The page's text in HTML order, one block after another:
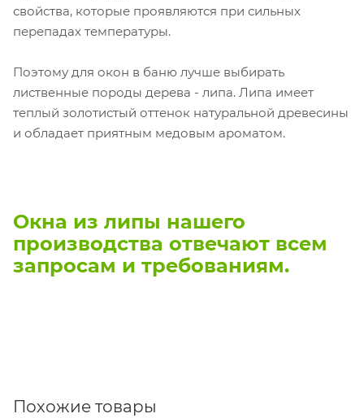
свойства, которые проявляются при сильных
перепадах температуры.
Поэтому для окон в баню лучше выбирать
лиственные породы дерева - липа. Липа имеет
теплый золотистый оттенок натуральной древесины
и обладает приятным медовым ароматом.
Окна из липы нашего
производства отвечают всем
запросам и требованиям.
Похожие товары